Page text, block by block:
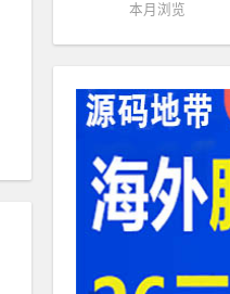
本月浏览